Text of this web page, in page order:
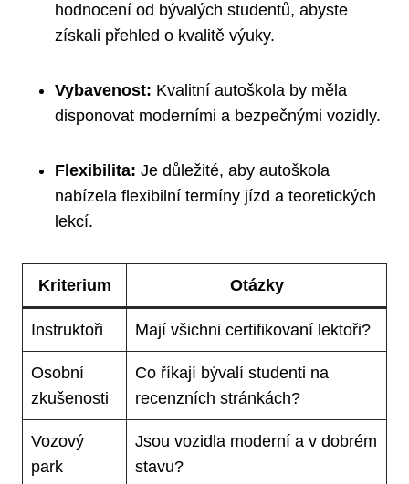
hodnocení od bývalých studentů, abyste
získali přehled o kvalitě výuky.
Vybavenost: Kvalitní autoškola by měla
disponovat moderními a bezpečnými vozidly.
Flexibilita: Je důležité, aby autoškola
nabízela flexibilní termíny jízd a teoretických
lekcí.
Kriterium Otázky
Instruktoři Mají všichni certifikovaní lektoři?
Osobní
zkušenosti
Co říkají bývalí studenti na
recenzních stránkách?
Vozový
park
Jsou vozidla moderní a v dobrém
stavu?